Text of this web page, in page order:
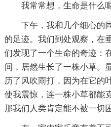
我常常想，生命是什么
下午，我和几个细心的
的足迹。我们到处观察，在
们发现了一个生命的奇迹：
间，居然生长了一株小草。
历了风吹雨打，因为在它的
使我震惊，连一株小草都能
那我们人类肯定能不被一切